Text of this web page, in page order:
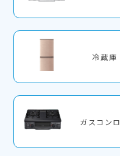
冷蔵庫
ガスコンロ